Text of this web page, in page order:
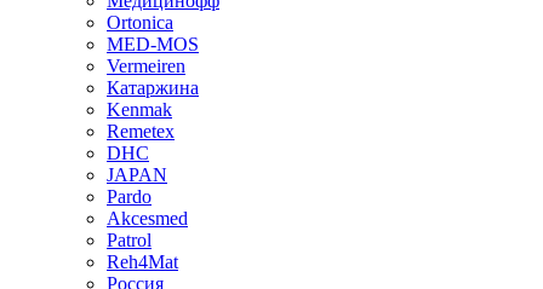
Ortonica
MED-MOS
Vermeiren
Катаржина
Kenmak
Remetex
DHC
JAPAN
Pardo
Akcesmed
Patrol
Reh4Mat
Россия